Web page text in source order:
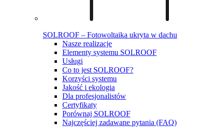
SOLROOF – Fotowoltaika ukryta w dachu
Nasze realizacje
Elementy systemu SOLROOF
Usługi
Co to jest SOLROOF?
Korzyści systemu
Jakość i ekologia
Dla profesjonalistów
Certyfikaty
Porównaj SOLROOF
Najczęściej zadawane pytania (FAQ)